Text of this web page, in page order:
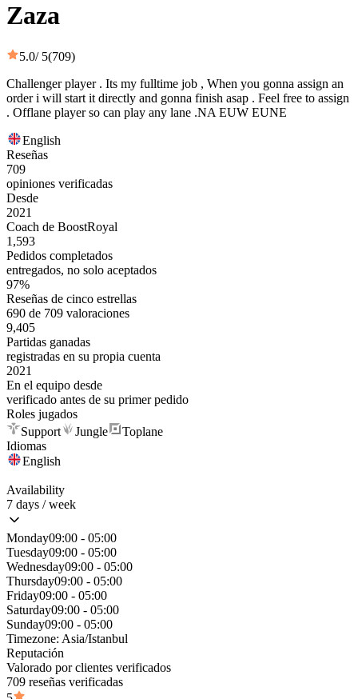
Zaza
5.0/ 5(709)
Challenger player . Its my fulltime job , When you gonna assign an
order i will start it directly and gonna finish asap . Feel free to assign
. Offlane player so can play any lane .NA EUW EUNE
English
Reseñas
709
opiniones verificadas
Desde
2021
Coach de BoostRoyal
1,593
Pedidos completados
entregados, no solo aceptados
97%
Reseñas de cinco estrellas
690 de 709 valoraciones
9,405
Partidas ganadas
registradas en su propia cuenta
2021
En el equipo desde
verificado antes de su primer pedido
Roles jugados
Support
Jungle
Toplane
Idiomas
English
Availability
7 days / week
Monday09:00 - 05:00
Tuesday09:00 - 05:00
Wednesday09:00 - 05:00
Thursday09:00 - 05:00
Friday09:00 - 05:00
Saturday09:00 - 05:00
Sunday09:00 - 05:00
Timezone: Asia/Istanbul
Reputación
Valorado por clientes verificados
709 reseñas verificadas